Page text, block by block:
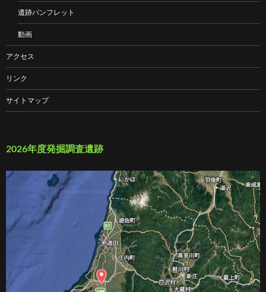
遺跡パンフレット
動画
アクセス
リンク
サイトマップ
2026年度発掘調査遺跡